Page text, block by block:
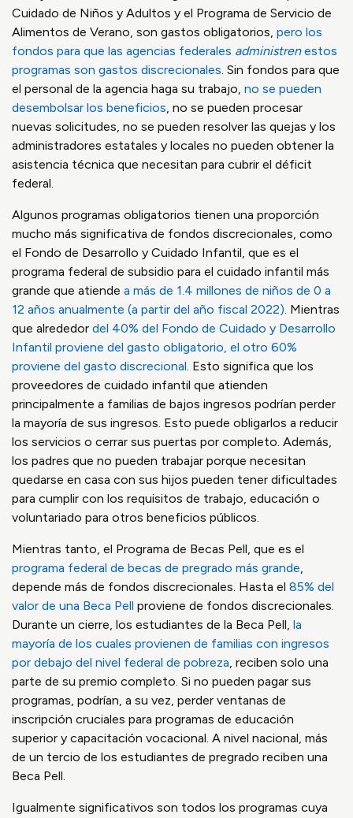
Cuidado de Niños y Adultos y el Programa de Servicio de
Alimentos de Verano, son gastos obligatorios, pero los
fondos para que las agencias federales administrenestos
programas son gastos discrecionales. Sin fondos para que
el personal de la agencia haga su trabajo, no se pueden
desembolsar los beneficios, no se pueden procesar
nuevas solicitudes, no se pueden resolver las quejas y los
administradores estatales y locales no pueden obtener la
asistencia técnica que necesitan para cubrir el déficit
federal.
Algunos programas obligatorios tienen una proporción
mucho más significativa de fondos discrecionales, como
el Fondo de Desarrollo y Cuidado Infantil, que es el
programa federal de subsidio para el cuidado infantil más
grande que atiende a más de 1.4 millones de niños de 0 a
12 años anualmente (a partir del año fiscal 2022). Mientras
que alrededor del 40% del Fondo de Cuidado y Desarrollo
Infantil proviene del gasto obligatorio, el otro 60%
proviene del gasto discrecional. Esto significa que los
proveedores de cuidado infantil que atienden
principalmente a familias de bajos ingresos podrían perder
la mayoría de sus ingresos. Esto puede obligarlos a reducir
los servicios o cerrar sus puertas por completo. Además,
los padres que no pueden trabajar porque necesitan
quedarse en casa con sus hijos pueden tener dificultades
para cumplir con los requisitos de trabajo, educación o
voluntariado para otros beneficios públicos.
Mientras tanto, el Programa de Becas Pell, que es el
programa federal de becas de pregrado más grande,
depende más de fondos discrecionales. Hasta el 85% del
valor de una Beca Pell proviene de fondos discrecionales.
Durante un cierre, los estudiantes de la Beca Pell, la
mayoría de los cuales provienen de familias con ingresos
por debajo del nivel federal de pobreza, reciben solo una
parte de su premio completo. Si no pueden pagar sus
programas, podrían, a su vez, perder ventanas de
inscripción cruciales para programas de educación
superior y capacitación vocacional. A nivel nacional, más
de un tercio de los estudiantes de pregrado reciben una
Beca Pell.
Igualmente significativos son todos los programas cuya